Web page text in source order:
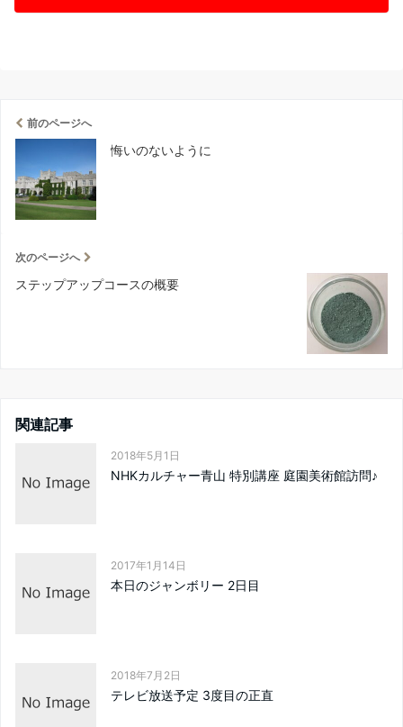
前のページへ
悔いのないように
次のページへ
ステップアップコースの概要
関連記事
2018年5月1日
NHKカルチャー青山 特別講座 庭園美術館訪問♪
2017年1月14日
本日のジャンボリー 2日目
2018年7月2日
テレビ放送予定 3度目の正直